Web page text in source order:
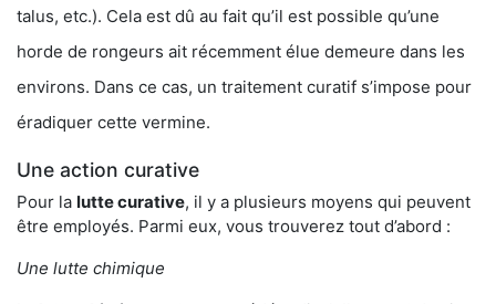
talus, etc.). Cela est dû au fait qu’il est possible qu’une
horde de rongeurs ait récemment élue demeure dans les
environs. Dans ce cas, un traitement curatif s’impose pour
éradiquer cette vermine.
Une action curative
Pour la lutte curative, il y a plusieurs moyens qui peuvent
être employés. Parmi eux, vous trouverez tout d’abord :
Une lutte chimique